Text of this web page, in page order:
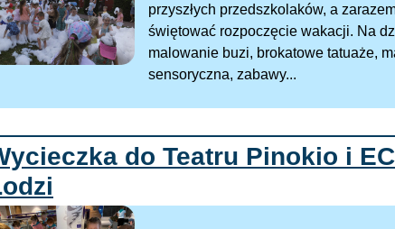
przyszłych przedszkolaków, a
świętować rozpoczęcie wakacji. Na
malowanie buzi, brokatowe tatuaże,
sensoryczna, zabawy...
do Teatru Pinokio i